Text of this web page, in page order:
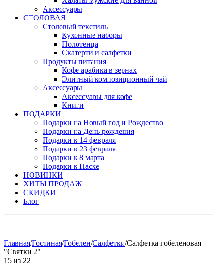
Аксессуары
СТОЛОВАЯ
Столовый текстиль
Кухонные наборы
Полотенца
Скатерти и салфетки
Продукты питания
Кофе арабика в зернах
Элитный композиционный чай
Аксессуары
Аксессуары для кофе
Книги
ПОДАРКИ
Подарки на Новый год и Рождество
Подарки на День рождения
Подарки к 14 февраля
Подарки к 23 февраля
Подарки к 8 марта
Подарки к Пасхе
НОВИНКИ
ХИТЫ ПРОДАЖ
СКИДКИ
Блог
Главная/Гостиная/Гобелен/Салфетки/Салфетка гобеленовая
"Святки 2"
15 из 22